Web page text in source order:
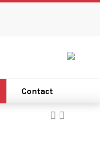
Contact